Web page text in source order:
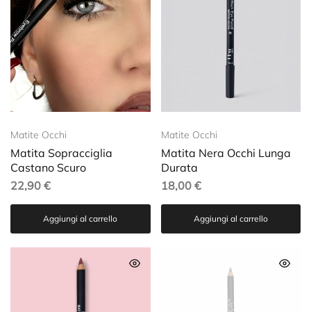
Matite Occhi
Matita Sopracciglia
Castano Scuro
22,90 €
Aggiungi al carrello
Matite Occhi
Matita Nera Occhi Lunga
Durata
18,00 €
Aggiungi al carrello